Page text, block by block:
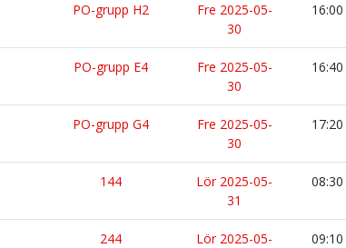
PO-grupp H2
Fre 2025-05-
30
16:00
PO-grupp E4
Fre 2025-05-
30
16:40
PO-grupp G4
Fre 2025-05-
30
17:20
144
Lör 2025-05-
31
08:30
244
Lör 2025-05-
09:10